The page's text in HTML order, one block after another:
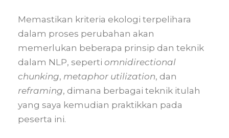
Memastikan kriteria ekologi terpelihara
dalam proses perubahan akan
memerlukan beberapa prinsip dan teknik
dalam NLP, seperti omnidirectional
chunking, metaphor utilization, dan
reframing, dimana berbagai teknik itulah
yang saya kemudian praktikkan pada
peserta ini.